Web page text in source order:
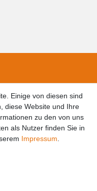
Einige von diesen sind
diese Website und Ihre
zu den von uns
als Nutzer finden Sie in
Impressum